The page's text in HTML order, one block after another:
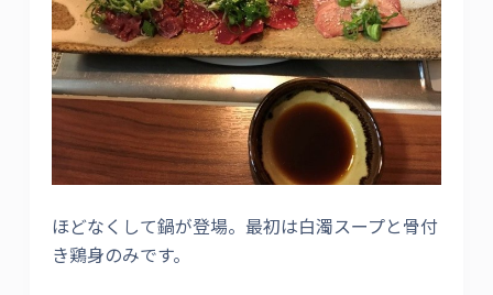
ほどなくして鍋が登場。最初は白濁スープと骨付
き鶏身のみです。